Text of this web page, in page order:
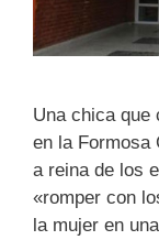
Una chica que
en la Formosa
a reina de los
«romper con
la mujer en